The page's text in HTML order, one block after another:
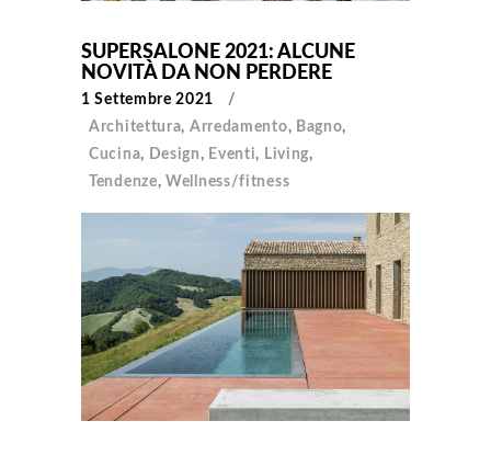
SUPERSALONE 2021: ALCUNE
NOVITÀ DA NON PERDERE
1 Settembre 2021
Architettura, Arredamento, Bagno,
Cucina, Design, Eventi, Living,
Tendenze, Wellness/fitness